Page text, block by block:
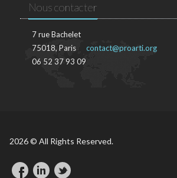
Nous contacter
7 rue Bachelet
75018, Paris
06 52 37 93 09
contact@proarti.org
2026 © All Rights Reserved.